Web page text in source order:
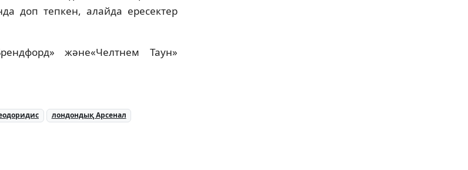
доп тепкен, алайда ересектер
және«Челтнем Таун»
лондондық Арсенал